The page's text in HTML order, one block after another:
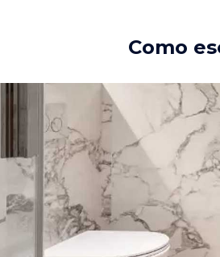
Como